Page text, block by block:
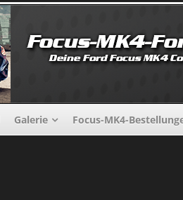
Galerie Focus-MK4-